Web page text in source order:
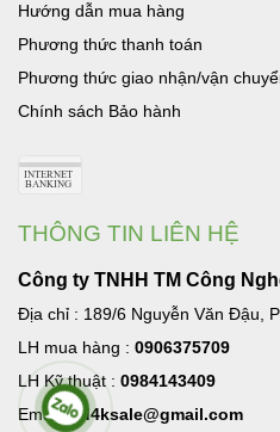
Hướng dẫn mua hàng
Phương thức thanh toán
Phương thức giao nhận/vận
Chính sách Bảo hành
THÔNG TIN LIÊN HỆ
Công ty TNHH TM Công
Địa chỉ : 189/6 Nguyễn Văn Đậu,
LH mua hàng : 0906375709
LH Kỹ thuật : 0984143409
Email:hd4ksale@gmail.com